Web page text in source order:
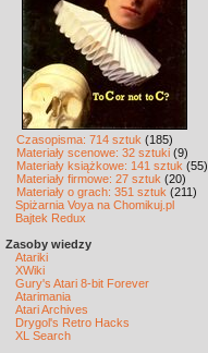
Czasopisma: 714 sztuk (185)
Materiały scenowe: 32 sztuki (9)
Materiały książkowe: 141 sztuk (55)
Materiały firmowe: 27 sztuk (20)
Materiały o grach: 351 sztuk (211)
Spiżarnia Voya na Chomikuj.pl
Bajtek Redux
Zasoby wiedzy
Atariki
XWiki
Gury's Atari 8-bit Forever
Atarimania
Atari Archives
Drygol's Retro Hacks
XL Search